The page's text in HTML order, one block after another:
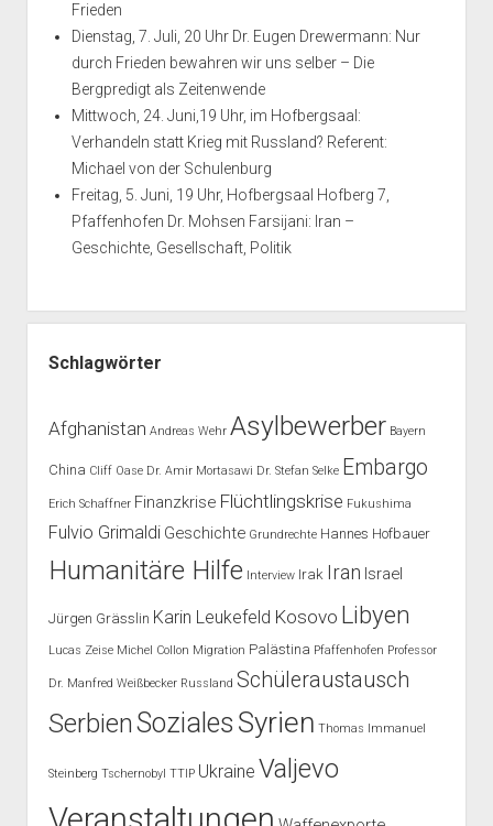
Frieden
Dienstag, 7. Juli, 20 Uhr Dr. Eugen Drewermann: Nur
durch Frieden bewahren wir uns selber – Die
Bergpredigt als Zeitenwende
Mittwoch, 24. Juni,19 Uhr, im Hofbergsaal:
Verhandeln statt Krieg mit Russland? Referent:
Michael von der Schulenburg
Freitag, 5. Juni, 19 Uhr, Hofbergsaal Hofberg 7,
Pfaffenhofen Dr. Mohsen Farsijani: Iran –
Geschichte, Gesellschaft, Politik
Schlagwörter
Afghanistan Andreas Wehr Asylbewerber Bayern
China Cliff Oase Dr. Amir Mortasawi Dr. Stefan Selke Embargo
Erich Schaffner Finanzkrise Flüchtlingskrise Fukushima
Fulvio Grimaldi Geschichte Grundrechte Hannes Hofbauer
Humanitäre Hilfe Interview Irak Iran Israel
Jürgen Grässlin Karin Leukefeld Kosovo Libyen
Lucas Zeise Michel Collon Migration Palästina Pfaffenhofen Professor
Dr. Manfred Weißbecker Russland Schüleraustausch
SerbienSoziales Syrien Thomas Immanuel
Steinberg Tschernobyl TTIP Ukraine Valjevo